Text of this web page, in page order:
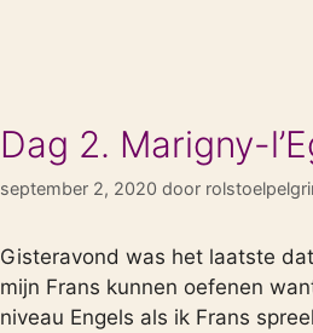
Dag 2. Marigny-
september 2, 2020 door
Gisteravond was het laatste
mijn Frans kunnen oefenen
niveau Engels als ik Frans